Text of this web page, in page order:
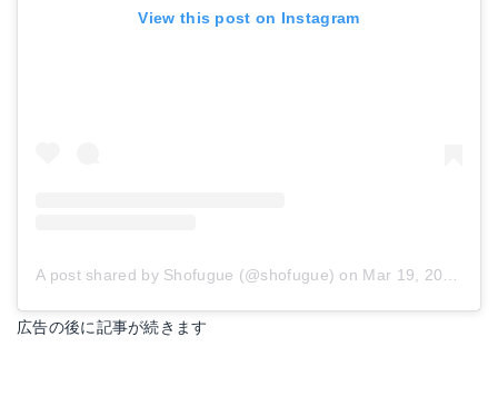
View this post on Instagram
A post shared by Shofugue (@shofugue) on Mar 19, 2018 at 3:50am PDT
広告の後に記事が続きます